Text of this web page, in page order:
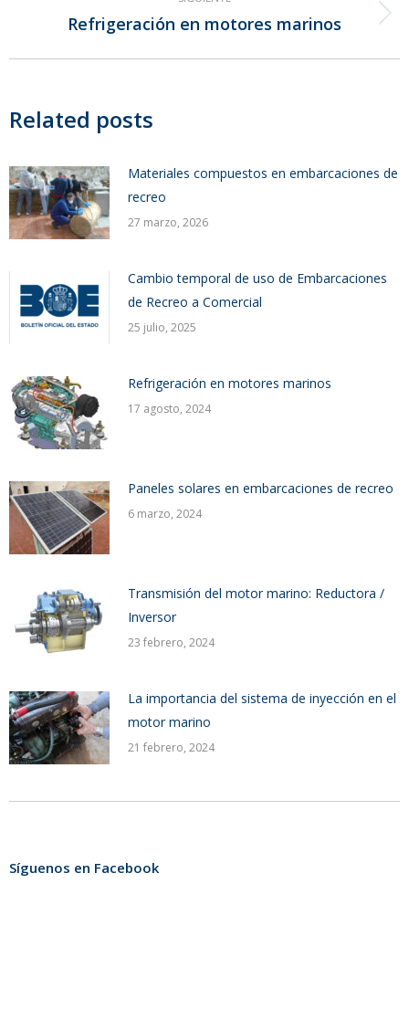
Publicación
Refrigeración en motores marinos
Related posts
Materiales compuestos en embarcaciones de
recreo
27 marzo, 2026
Cambio temporal de uso de Embarcaciones
de Recreo a Comercial
25 julio, 2025
Refrigeración en motores marinos
17 agosto, 2024
Paneles solares en embarcaciones de recreo
6 marzo, 2024
Transmisión del motor marino: Reductora /
Inversor
23 febrero, 2024
La importancia del sistema de inyección en el
motor marino
21 febrero, 2024
Síguenos en Facebook